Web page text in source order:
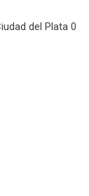
del Plata 0